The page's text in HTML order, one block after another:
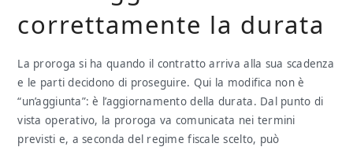
correttamente la durata
La proroga si ha quando il contratto arriva alla sua scadenza
e le parti decidono di proseguire. Qui la modifica non è
“un’aggiunta”: è l’aggiornamento della durata. Dal punto di
vista operativo, la proroga va comunicata nei termini
previsti e, a seconda del regime fiscale scelto, può